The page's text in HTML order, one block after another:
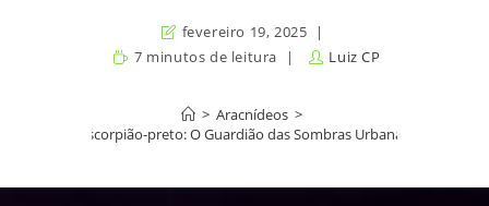
fevereiro 19, 2025
7 minutos de leitura
Luiz CP
> Aracnídeos >
Escorpião-preto: O Guardião das Sombras Urbanas